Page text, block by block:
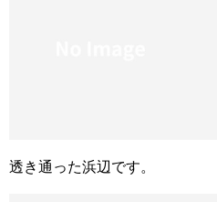
透き通った浜辺です。